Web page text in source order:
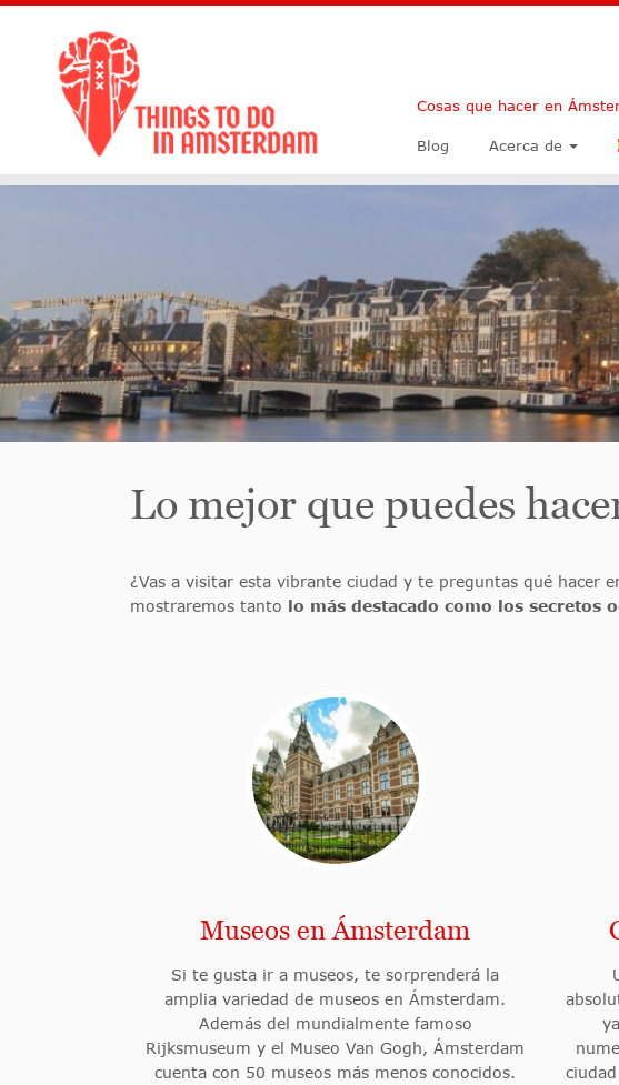
Cosas que hacer en
Blog Acerca de
Lo mejor que puedes
¿Vas a visitar esta vibrante ciudad y te preguntas qué hacer
mostraremos tanto lo más destacado como los secretos
Museos en Ámsterdam
Si te gusta ir a museos, te sorprenderá la
amplia variedad de museos en Ámsterdam.
Además del mundialmente famoso
Rijksmuseum y el Museo Van Gogh, Ámsterdam
cuenta con 50 museos más menos conocidos.